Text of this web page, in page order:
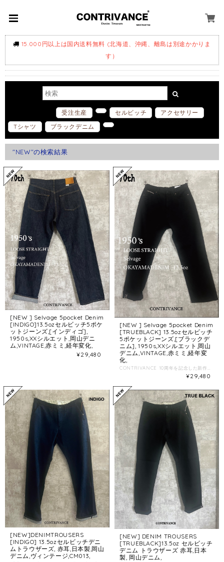
15.000円以上は国内送料無料 (北海道、沖縄、離島は別途かかりま
す）
受注生産 セルビッチ
アクセサリー
Tシャツ
ブラックデニム
"NEW"の検索結果
[NEW ] Selvage 5pocket Denim
[INDIGO]13.5ozセルビッチ5ポケ
ットジーンズ,[インディゴ],
1950s,XXシルエット,岡山デニ
ム,VINTAGE,赤ミミ,経年変化,
¥29,480
[NEW ] Selvage 5pocket Denim
[TRUEBLACK] 13.5ozセルビッチ
5ポケットジーンズ,[ブラックデ
ニム], 1950s,XXシルエット,岡山
デニム,VINTAGE,赤ミミ,経年変
化,
¥29,480
[NEW]DENIMTROUSERS
[INDIGO] 13.5ozセルビッチデニ
ムトラウザーズ, 赤耳,日本製,岡山
デニム,ヴィンテージ,CM013,
[NEW] DENIM TROUSERS
[TRUEBLACK]13.5oz セルビッチ
デニム トラウザーズ 赤耳,日本
製, 岡山デニム,